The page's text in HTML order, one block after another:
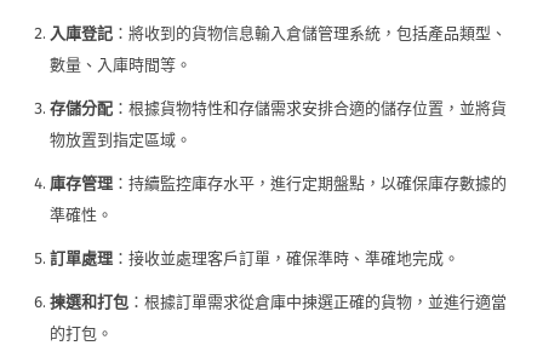
入庫登記 ：將收到的貨物信息輸入倉儲管理系統，包括產品類型、
數量、入庫時間等。
存儲分配 ：根據貨物特性和存儲需求安排合適的儲存位置，並將貨
物放置到指定區域。
庫存管理 ：持續監控庫存水平，進行定期盤點，以確保庫存數據的
準確性。
訂單處理 ：接收並處理客戶訂單，確保準時、準確地完成。
揀選和打包 ：根據訂單需求從倉庫中揀選正確的貨物，並進行適當
的打包。